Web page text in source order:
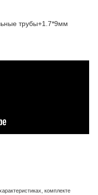
трубы+1.7*9мм
комплекте